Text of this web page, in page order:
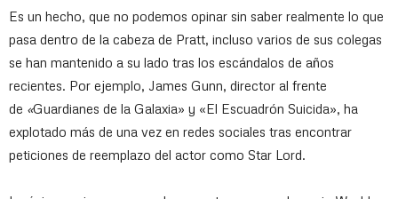
Es un hecho, que no podemos opinar sin saber realmente lo que
pasa dentro de la cabeza de Pratt, incluso varios de sus colegas
se han mantenido a su lado tras los escándalos de años
recientes. Por ejemplo, James Gunn, director al frente
de «Guardianes de la Galaxia» y «El Escuadrón Suicida», ha
explotado más de una vez en redes sociales tras encontrar
peticiones de reemplazo del actor como Star Lord.